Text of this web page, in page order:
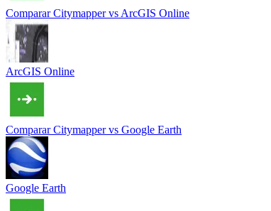
Comparar Citymappervs ArcGIS Online
ArcGIS Online
Comparar Citymappervs Google Earth
Google Earth